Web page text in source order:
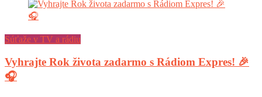
Súťaže v TV a rádiu
Vyhrajte Rok života zadarmo s Rádiom Expres! 🎉
🎧